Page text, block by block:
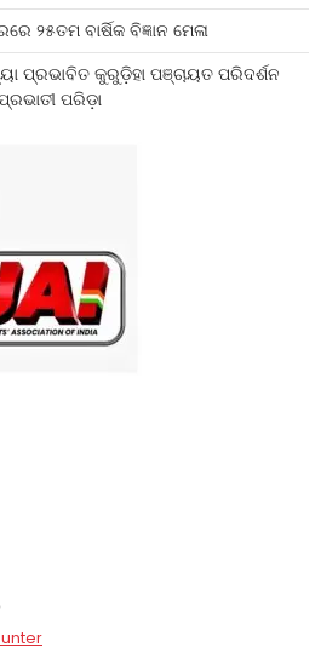
୨୫ତମ ବାର୍ଷିକ ବିଜ୍ଞାନ ମେଳା
ପ୍ରଭାବିତ କୁରୁଡ଼ିହା ପଞ୍ଚାୟତ ପରିଦର୍ଶନ
ପରିଡ଼ା